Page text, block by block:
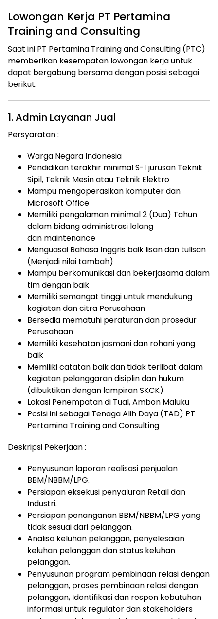
Lowongan Kerja PT Pertamina
Training and Consulting
Saat ini PT Pertamina Training and Consulting (PTC)
memberikan kesempatan lowongan kerja untuk
dapat bergabung bersama dengan posisi sebagai
berikut:
1. Admin Layanan Jual
Persyaratan :
Warga Negara Indonesia
Pendidikan terakhir minimal S-1 jurusan Teknik
Sipil, Teknik Mesin atau Teknik Elektro
Mampu mengoperasikan komputer dan
Microsoft Office
Memiliki pengalaman minimal 2 (Dua) Tahun
dalam bidang administrasi lelang
dan maintenance
Menguasai Bahasa Inggris baik lisan dan tulisan
(Menjadi nilai tambah)
Mampu berkomunikasi dan bekerjasama dalam
tim dengan baik
Memiliki semangat tinggi untuk mendukung
kegiatan dan citra Perusahaan
Bersedia mematuhi peraturan dan prosedur
Perusahaan
Memiliki kesehatan jasmani dan rohani yang
baik
Memiliki catatan baik dan tidak terlibat dalam
kegiatan pelanggaran disiplin dan hukum
(dibuktikan dengan lampiran SKCK)
Lokasi Penempatan di Tual, Ambon Maluku
Posisi ini sebagai Tenaga Alih Daya (TAD) PT
Pertamina Training and Consulting
Deskripsi Pekerjaan :
Penyusunan laporan realisasi penjualan
BBM/NBBM/LPG.
Persiapan eksekusi penyaluran Retail dan
Industri.
Persiapan penanganan BBM/NBBM/LPG yang
tidak sesuai dari pelanggan.
Analisa keluhan pelanggan, penyelesaian
keluhan pelanggan dan status keluhan
pelanggan.
Penyusunan program pembinaan relasi dengan
pelanggan, proses pembinaan relasi dengan
pelanggan, Identifikasi dan respon kebutuhan
informasi untuk regulator dan stakeholders